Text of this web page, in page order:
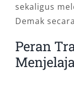
sekaligus
Demak
Peran